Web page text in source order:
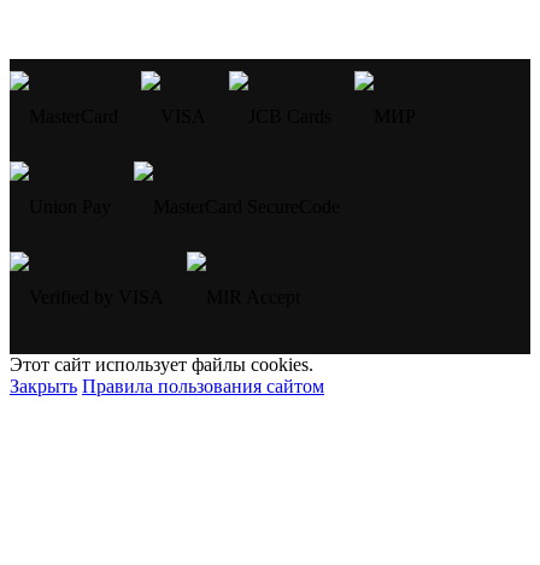
Этот сайт использует файлы cookies.
Закрыть Правила пользования сайтом